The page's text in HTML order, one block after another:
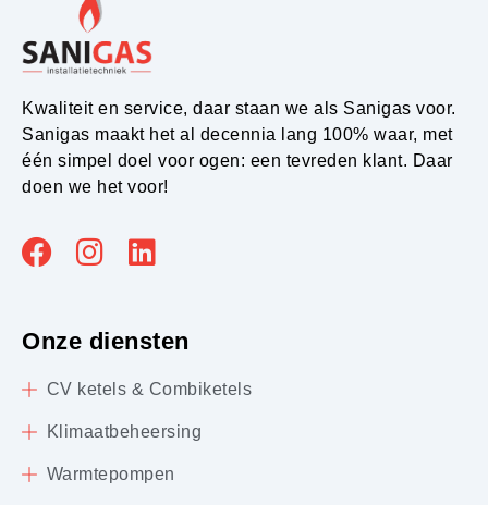
Kwaliteit en service, daar staan we als Sanigas voor.
Sanigas maakt het al decennia lang 100% waar, met
één simpel doel voor ogen: een tevreden klant. Daar
doen we het voor!
Onze diensten
CV ketels & Combiketels
Klimaatbeheersing
Warmtepompen